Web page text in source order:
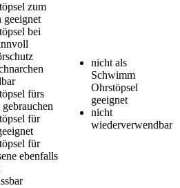
zum
geeignet
bei
fürs
für
für
ebenfalls
nicht als
Schwimm
Ohrstöpsel
geeignet
nicht
wiederverwendbar